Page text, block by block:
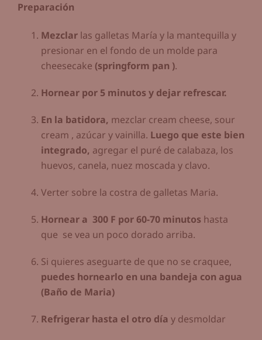
Preparación
Mezclar las galletas María y la mantequilla y
presionar en el fondo de un molde para
cheesecake (springform pan ).
Hornear por 5 minutos y dejar refrescar.
En la batidora, mezclar cream cheese, sour
cream , azúcar y vainilla. Luego que este bien
integrado, agregar el puré de calabaza, los
huevos, canela, nuez moscada y clavo.
Verter sobre la costra de galletas Maria.
Hornear a 300 F por 60-70 minutos hasta
que se vea un poco dorado arriba.
Si quieres aseguarte de que no se craquee,
puedes hornearlo en una bandeja con agua
(Baño de Maria)
Refrigerar hasta el otro día y desmoldar